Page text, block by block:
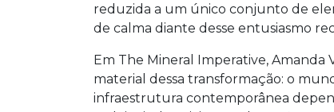
reduzida a um único conjunto de
de calma diante desse entusiasmo
Em The Mineral Imperative, Amanda
material dessa transformação: o
infraestrutura contemporânea